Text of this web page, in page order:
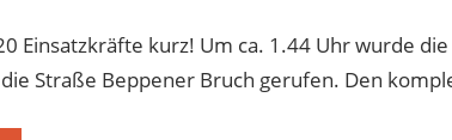
Einsatzkräfte kurz! Um ca. 1.44 Uhr wurde
Straße Beppener Bruch gerufen. Den